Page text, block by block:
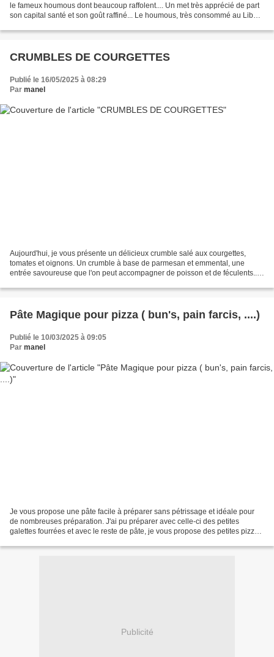
le fameux houmous dont beaucoup raffolent.... Un met très apprécié de part
son capital santé et son goût raffiné... Le houmous, très consommé au Liban
CRUMBLES DE COURGETTES
Publié le 16/05/2025 à 08:29
Par manel
Aujourd'hui, je vous présente un délicieux crumble salé aux courgettes,
tomates et oignons. Un crumble à base de parmesan et emmental, une
entrée savoureuse que l'on peut accompagner de poisson et de féculents....
Pâte Magique pour pizza ( bun's, pain farcis, ....)
Publié le 10/03/2025 à 09:05
Par manel
Je vous propose une pâte facile à préparer sans pétrissage et idéale pour
de nombreuses préparation. J'ai pu préparer avec celle-ci des petites
galettes fourrées et avec le reste de pâte, je vous propose des petites pizza
Publicité